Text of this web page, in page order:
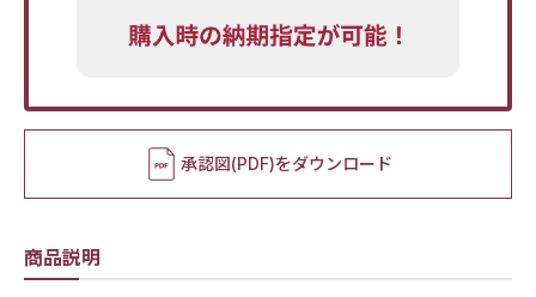
承認図(PDF)をダウンロード
商品説明